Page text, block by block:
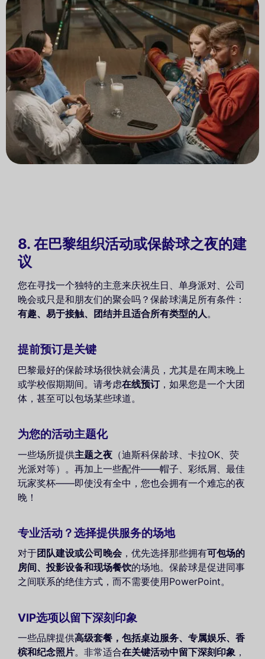
8. 在巴黎组织活动或保龄球之夜的建
议
您在寻找一个独特的主意来庆祝生日、单身派对、公司
晚会或只是和朋友们的聚会吗？保龄球满足所有条件：
有趣、易于接触、团结并且适合所有类型的人 。
提前预订是关键
巴黎最好的保龄球场很快就会满员，尤其是在周末晚上
或学校假期期间。请考虑在线预订，如果您是一个大团
体，甚至可以包场某些球道。
为您的活动主题化
一些场所提供主题之夜 （迪斯科保龄球、卡拉OK、荧
光派对等）。再加上一些配件——帽子、彩纸屑、最佳
玩家奖杯——即使没有全中，您也会拥有一个难忘的夜
晚！
专业活动？选择提供服务的场地
对于团队建设或公司晚会 ，优先选择那些拥有可包场的
房间、投影设备和现场餐饮的场地。保龄球是促进同事
之间联系的绝佳方式，而不需要使用PowerPoint。
VIP选项以留下深刻印象
一些品牌提供高级套餐，包括桌边服务、专属娱乐、香
槟和纪念照片。非常适合在关键活动中留下深刻印象 ，